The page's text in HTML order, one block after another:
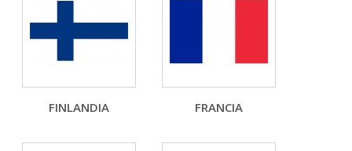
FINLANDIA FRANCIA